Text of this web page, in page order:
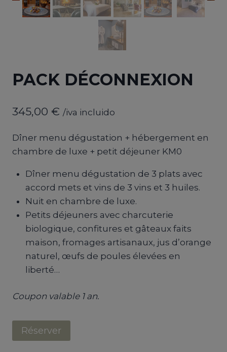
PACK DÉCONNEXION
345,00 € /iva incluido
Dîner menu dégustation + hébergement en
chambre de luxe + petit déjeuner KM0
Dîner menu dégustation de 3 plats avec
accord mets et vins de 3 vins et 3 huiles.
Nuit en chambre de luxe.
Petits déjeuners avec charcuterie
biologique, confitures et gâteaux faits
maison, fromages artisanaux, jus d’orange
naturel, œufs de poules élevées en
liberté…
Coupon valable 1 an.
quantité
de
Réserver